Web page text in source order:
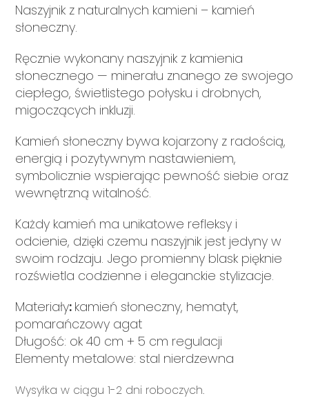
Naszyjnik z naturalnych kamieni – kamień
słoneczny.
Ręcznie wykonany naszyjnik z kamienia
słonecznego — minerału znanego ze swojego
ciepłego, świetlistego połysku i drobnych,
migoczących inkluzji.
Kamień słoneczny bywa kojarzony z radością,
energią i pozytywnym nastawieniem,
symbolicznie wspierając pewność siebie oraz
wewnętrzną witalność.
Każdy kamień ma unikatowe refleksy i
odcienie, dzięki czemu naszyjnik jest jedyny w
swoim rodzaju. Jego promienny blask pięknie
rozświetla codzienne i eleganckie stylizacje.
Materiały: kamień słoneczny, hematyt,
pomarańczowy agat
Długość: ok 40 cm + 5 cm regulacji
Elementy metalowe: stal nierdzewna
Wysyłka w ciągu 1-2 dni roboczych.